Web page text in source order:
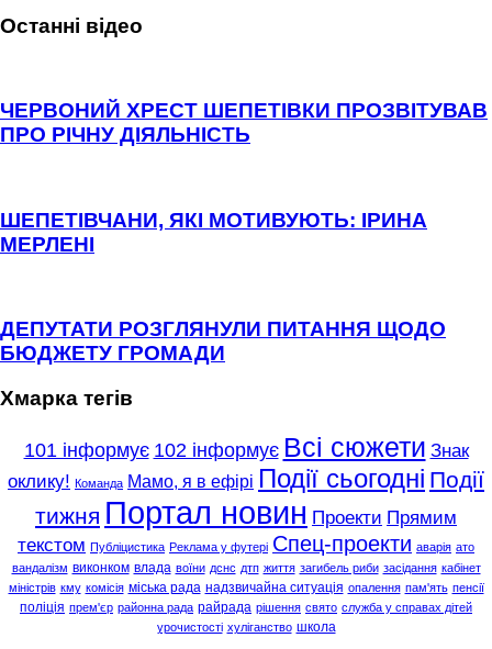
Останні відео
ЧЕРВОНИЙ ХРЕСТ ШЕПЕТІВКИ ПРОЗВІТУВАВ
ПРО РІЧНУ ДІЯЛЬНІСТЬ
ШЕПЕТІВЧАНИ, ЯКІ МОТИВУЮТЬ: ІРИНА
МЕРЛЕНІ
ДЕПУТАТИ РОЗГЛЯНУЛИ ПИТАННЯ ЩОДО
БЮДЖЕТУ ГРОМАДИ
Хмарка тегів
101 інформує 102 інформує Всі сюжети Знак
оклику! Команда Мамо, я в ефірі Події сьогодні Події
тижня Портал новин Проекти Прямим
текстом Публіцистика Реклама у футері Спец-проекти аварія ато
вандалізм виконком влада воїни дснс дтп життя загибель риби засідання кабінет
міністрів кму комісія міська рада надзвичайна ситуація опалення пам'ять пенсії
поліція прем'єр районна рада райрада рішення свято служба у справах дітей
урочистості хуліганство школа